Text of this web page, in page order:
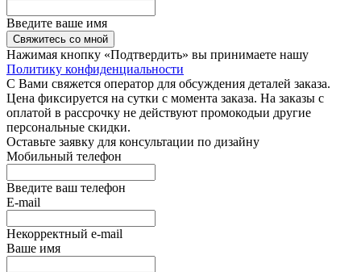
Введите ваше имя
Свяжитесь со мной
Нажимая кнопку «Подтвердить» вы принимаете нашу
Политику конфиденциальности
С Вами свяжется оператор для обсуждения деталей заказа.
Цена фиксируется на сутки с момента заказа. На заказы с
оплатой в рассрочку не действуют промокодыи другие
персональные скидки.
Оставьте заявку для консультации по дизайну
Мобильный телефон
Введите ваш телефон
E-mail
Некорректный e-mail
Ваше имя